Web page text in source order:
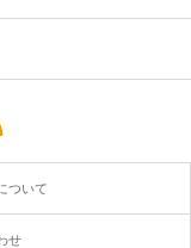
ついて
せ